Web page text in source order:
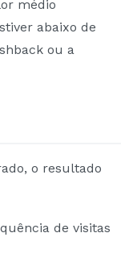
médio
abaixo de
ou a
o resultado
de visitas